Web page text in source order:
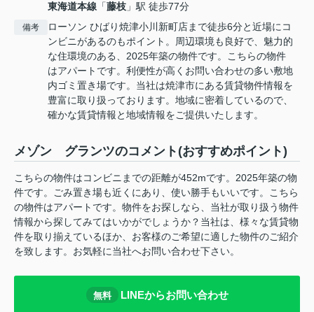
東海道本線 「藤枝 」駅 徒歩77分
備考
ローソン ひばり焼津小川新町店まで徒歩6分と近場にコ
ンビニがあるのもポイント。周辺環境も良好で、魅力的
な住環境のある、2025年築の物件です。こちらの物件
はアパートです。利便性が高くお問い合わせの多い敷地
内ゴミ置き場です。当社は焼津市にある賃貸物件情報を
豊富に取り扱っております。地域に密着しているので、
確かな賃貸情報と地域情報をご提供いたします。
メゾン グランツのコメント(おすすめポイント)
こちらの物件はコンビニまでの距離が452mです。2025年築の物
件です。ごみ置き場も近くにあり、使い勝手もいいです。こちら
の物件はアパートです。物件をお探しなら、当社が取り扱う物件
情報から探してみてはいかがでしょうか？当社は、様々な賃貸物
件を取り揃えているほか、お客様のご希望に適した物件のご紹介
を致します。お気軽に当社へお問い合わせ下さい。
無料 LINEからお問い合わせ